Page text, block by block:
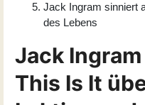
Jack Ingram sinniert
des Lebens
Jack
This Is It